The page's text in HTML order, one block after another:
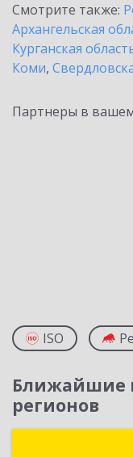
Смотрите также:
Архангельская
Курганская
Коми,
Партнеры в
ISO
Ближайшие
регионов